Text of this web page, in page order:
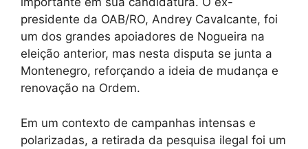
presidente da OAB/RO, Andrey Cavalcante, foi
um dos grandes apoiadores de Nogueira na
eleição anterior, mas nesta disputa se junta a
Montenegro, reforçando a ideia de mudança e
renovação na Ordem.
Em um contexto de campanhas intensas e
polarizadas, a retirada da pesquisa ilegal foi um